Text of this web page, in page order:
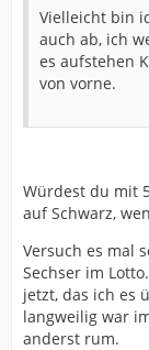
Vielleicht bin
auch ab, ich
es aufstehen
von vorne.
Würdest du mit
auf Schwarz,
Versuch es mal
Sechser im
jetzt, das ich es
langweilig war
anderst rum.